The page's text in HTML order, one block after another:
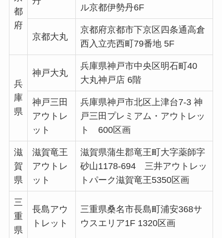
都
府
ル京都伊勢丹6F
京都大丸
京都府京都市下京区四条通高倉
西入立売西町79番地 5F
兵
庫
県
神戸大丸
兵庫県神戸市中央区明石町40
大丸神戸店 6階
神戸三田
アウトレ
ット
兵庫県神戸市北区上津台7-3 神
戸三田プレミアム・アウトレッ
ト 600区画
滋
賀
県
滋賀竜王
アウトレ
ット
滋賀県蒲生郡竜王町大字薬師字
砂山1178-694 三井アウトレッ
トパーク滋賀竜王5350区画
三
重
県
長島アウ
トレット
三重県桑名市長島町浦安368サ
ウスエリア1F 1320区画